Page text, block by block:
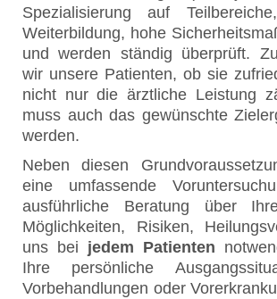
Spezialisierung auf
Weiterbildung, hohe
und werden ständig überprüft.
wir unsere Patienten, ob sie
nicht nur die ärztliche Leistung
muss auch das gewünschte
werden.
Neben diesen
eine umfassende
ausführliche Beratung über
Möglichkeiten, Risiken,
uns bei jedem Patienten
Ihre persönliche
Vorbehandlungen oder